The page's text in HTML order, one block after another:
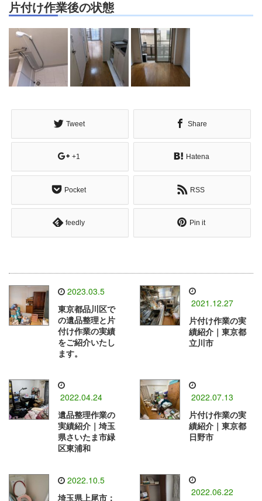
片付け作業後の状態
Tweet Share
+1 Hatena
Pocket RSS
feedly Pin it
2023.03.5
東京都品川区で
の遺品整理と片
付け作業の実績
をご紹介いたし
ます。
2021.12.27
片付け作業の実
績紹介｜東京都
立川市
2022.04.24
遺品整理作業の
実績紹介｜埼玉
県さいたま市緑
区東浦和
2022.07.13
片付け作業の実
績紹介｜東京都
日野市
2022.10.5
埼玉県上尾市：
2022.06.22